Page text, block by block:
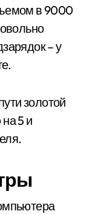
в 9000
– у
золотой
5 и